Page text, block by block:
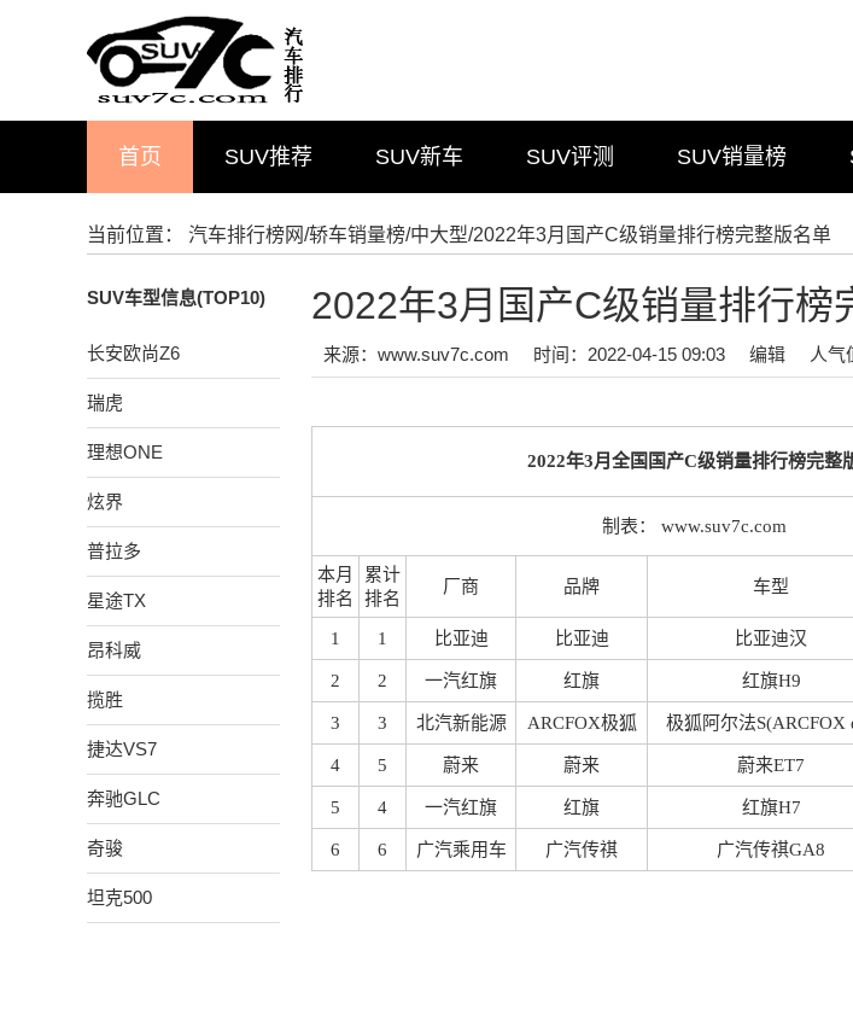
首页 SUV推荐 SUV新车 SUV评测 SUV销量榜
当前位置： 汽车排行榜网/轿车销量榜/中大型/2022年3月国产C级销量排行榜完整版名单
SUV车型信息(TOP10)
长安欧尚Z6
瑞虎
理想ONE
炫界
普拉多
星途TX
昂科威
揽胜
捷达VS7
奔驰GLC
奇骏
坦克500
2022年3月国产C级销量排行榜
来源：www.suv7c.com 时间：2022-04-15 09:03 编辑 人气
2022年3月全国国产C级销量排行榜完整
制表： www.suv7c.com
本月
排名
累计
排名
厂商 品牌 车型
1 1 比亚迪 比亚迪 比亚迪汉
2 2 一汽红旗 红旗 红旗H9
3 3 北汽新能源 ARCFOX极狐 极狐阿尔法S(ARCFOX
4 5 蔚来 蔚来 蔚来ET7
5 4 一汽红旗 红旗 红旗H7
6 6 广汽乘用车 广汽传祺 广汽传祺GA8